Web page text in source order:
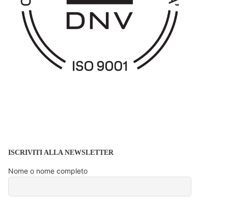
ISCRIVITI ALLA NEWSLETTER
Nome o nome completo